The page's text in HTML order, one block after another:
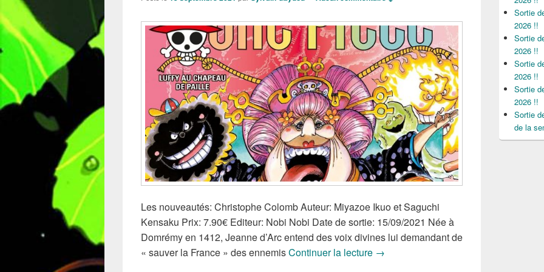
Les nouveautés: Christophe Colomb Auteur: Miyazoe Ikuo et Saguchi
Kensaku Prix: 7.90€ Editeur: Nobi Nobi Date de sortie: 15/09/2021 Née à
Domrémy en 1412, Jeanne d’Arc entend des voix divines lui demandant de
« sauver la France » des ennemisContinuer la lecture Nouveautés Mangas de la Semaine du
→
Sortie
2026 !!
Sortie
2026 !!
Sortie
2026 !!
Sortie
2026 !!
Sortie
de la